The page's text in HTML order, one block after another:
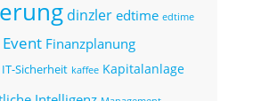
dinzler edtime edtime
Event Finanzplanung
IT-Sicherheit kaffee Kapitalanlage